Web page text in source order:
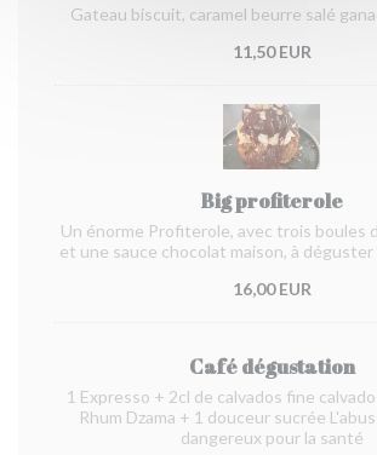
Gateau biscuit, caramel beurre salé
11,50 EUR
Big profiterole
Un énorme Profiterole, avec trois boules
et une sauce chocolat maison, à déguster
16,00 EUR
Café dégustation
1 Expresso + 2cl de calvados fine
Rhum Dzama + 1 douceur sucrée
dangereux pour la santé